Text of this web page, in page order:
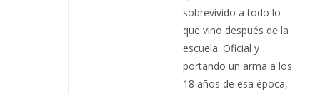
sobrevivido a todo lo
que vino después de la
escuela. Oficial y
portando un arma a los
18 años de esa época,